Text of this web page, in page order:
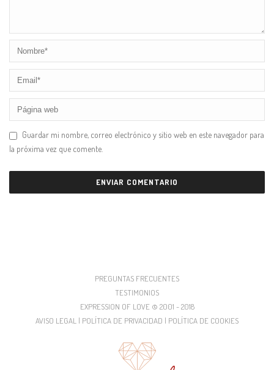
Guardar mi nombre, correo electrónico y sitio web en este navegador para
la próxima vez que comente.
PREGUNTAS FRECUENTES
TESTIMONIOS
EXPRESSION OF LOVE © 2001 - 2018
AVISO LEGAL | POLÍTICA DE PRIVACIDAD | POLÍTICA DE COOKIES